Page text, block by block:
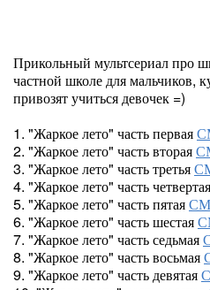
Прикольный мультсериал про
частной школе для мальчиков,
привозят учиться девочек =)
1. "Жаркое лето" часть первая
2. "Жаркое лето" часть вторая
3. "Жаркое лето" часть третья
4. "Жаркое лето" часть четвертая
5. "Жаркое лето" часть пятая
6. "Жаркое лето" часть шестая
7. "Жаркое лето" часть седьмая
8. "Жаркое лето" часть восьмая
9. "Жаркое лето" часть девятая